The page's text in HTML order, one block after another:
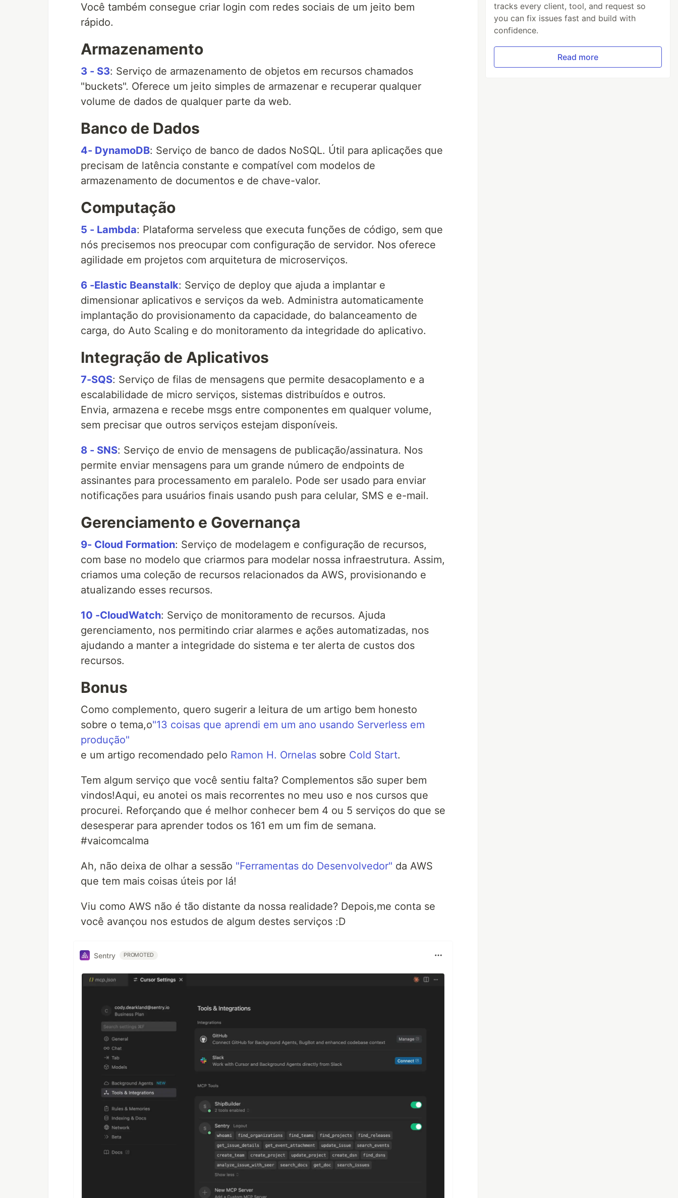
Você também consegue criar login com redes sociais de um jeito bem
rápido.
Armazenamento
3 - S3: Serviço de armazenamento de objetos em recursos chamados
"buckets". Oferece um jeito simples de armazenar e recuperar qualquer
volume de dados de qualquer parte da web.
Banco de Dados
4- DynamoDB: Serviço de banco de dados NoSQL. Útil para aplicações que
precisam de latência constante e compatível com modelos de
armazenamento de documentos e de chave-valor.
Computação
5 - Lambda: Plataforma serveless que executa funções de código, sem que
nós precisemos nos preocupar com configuração de servidor. Nos oferece
agilidade em projetos com arquitetura de microserviços.
6 -Elastic Beanstalk: Serviço de deploy que ajuda a implantar e
dimensionar aplicativos e serviços da web. Administra automaticamente
implantação do provisionamento da capacidade, do balanceamento de
carga, do Auto Scaling e do monitoramento da integridade do aplicativo.
Integração de Aplicativos
7-SQS: Serviço de filas de mensagens que permite desacoplamento e a
escalabilidade de micro serviços, sistemas distribuídos e outros.
Envia, armazena e recebe msgs entre componentes em qualquer volume,
sem precisar que outros serviços estejam disponíveis.
8 - SNS: Serviço de envio de mensagens de publicação/assinatura. Nos
permite enviar mensagens para um grande número de endpoints de
assinantes para processamento em paralelo. Pode ser usado para enviar
notificações para usuários finais usando push para celular, SMS e e-mail.
Gerenciamento e Governança
9- Cloud Formation: Serviço de modelagem e configuração de recursos,
com base no modelo que criarmos para modelar nossa infraestrutura. Assim,
criamos uma coleção de recursos relacionados da AWS, provisionando e
atualizando esses recursos.
10 -CloudWatch: Serviço de monitoramento de recursos. Ajuda
gerenciamento, nos permitindo criar alarmes e ações automatizadas, nos
ajudando a manter a integridade do sistema e ter alerta de custos dos
recursos.
Bonus
Como complemento, quero sugerir a leitura de um artigo bem honesto
sobre o tema,o"13 coisas que aprendi em um ano usando Serverless em
produção"
e um artigo recomendado pelo Ramon H. Ornelas sobre Cold Start.
Tem algum serviço que você sentiu falta? Complementos são super bem
vindos!Aqui, eu anotei os mais recorrentes no meu uso e nos cursos que
procurei. Reforçando que é melhor conhecer bem 4 ou 5 serviços do que se
desesperar para aprender todos os 161 em um fim de semana.
#vaicomcalma
Ah, não deixa de olhar a sessão "Ferramentas do Desenvolvedor" da AWS
que tem mais coisas úteis por lá!
Viu como AWS não é tão distante da nossa realidade? Depois,me conta se
você avançou nos estudos de algum destes serviços :D
Sentry PROMOTED
tracks every client, tool, and request so
you can fix issues fast and build with
confidence.
Read more